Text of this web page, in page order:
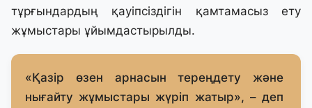
тұрғындардың қауіпсіздігін қамтамасыз ету
жұмыстары ұйымдастырылды.
«Қазір өзен арнасын тереңдету және
нығайту жұмыстары жүріп жатыр», – деп